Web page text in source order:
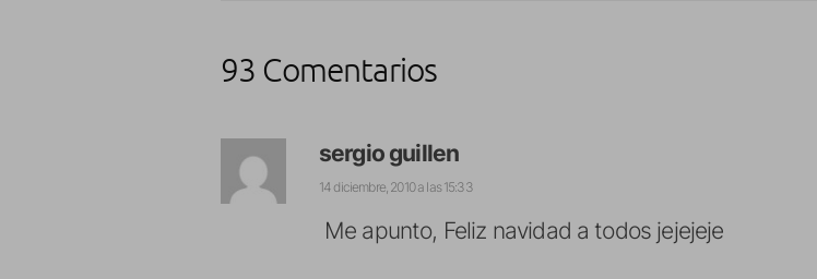
93 Comentarios
sergio guillen
14 diciembre, 2010 a las 15:33
Me apunto, Feliz navidad a todos jejejeje